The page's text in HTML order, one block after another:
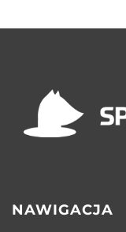
NAWIGACJA